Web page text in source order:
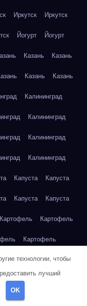
Иркутск Иркутск
Йогурт Йогурт
Казань Казань
Казань Казань
Калининград
Калининград
Калининград
Калининград
Капуста Капуста
Капуста Капуста
Картофель Картофель
Картофель
Кейптаун Кейптаун
Кейптаун
Кейптаун
технологии, чтобы
лучший
OK